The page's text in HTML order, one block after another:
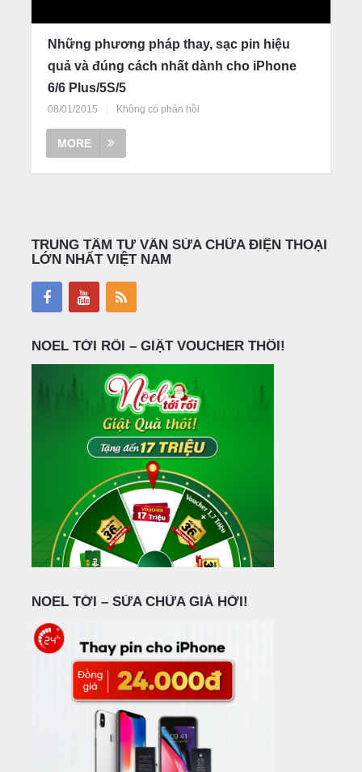
Những phương pháp thay, sạc pin hiệu
quả và đúng cách nhất dành cho iPhone
6/6 Plus/5S/5
08/01/2015 Không có phản hồi
MORE
TRUNG TÂM TƯ VẤN SỬA CHỮA ĐIỆN THOẠI
LỚN NHẤT VIỆT NAM
NOEL TỚI RỒI – GIẬT VOUCHER THÔI!
NOEL TỚI – SỬA CHỮA GIÁ HỜI!